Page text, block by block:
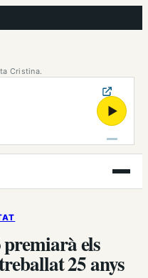
Cristina.
▶
Obre
el
els
25 anys